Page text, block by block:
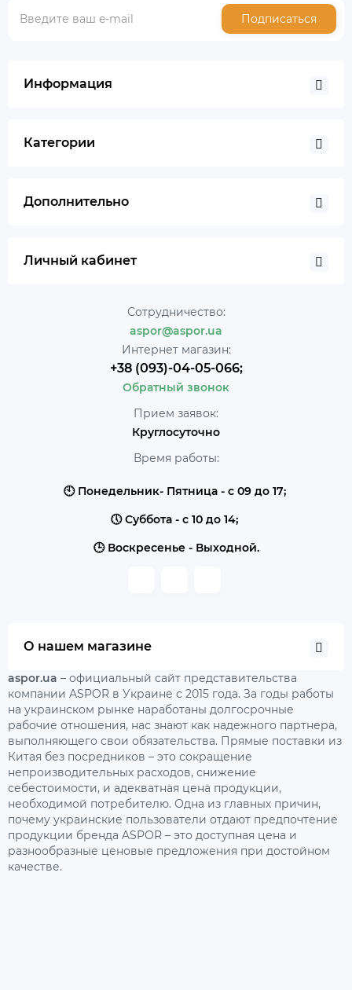
Подписаться
Информация
Категории
Дополнительно
Личный кабинет
Сотрудничество:
aspor@aspor.ua
Интернет магазин:
+38 (093)-04-05-066;
Обратный звонок
Прием заявок:
Круглосуточно
Время работы:
🕙 Понедельник- Пятница - с 09 до 17;
🕔 Суббота - с 10 до 14;
🕒 Воскресенье - Выходной.
О нашем магазине
aspor.ua – официальный сайт представительства
компании ASPOR в Украине с 2015 года. За годы работы
на украинском рынке наработаны долгосрочные
рабочие отношения, нас знают как надежного партнера,
выполняющего свои обязательства. Прямые поставки из
Китая без посредников – это сокращение
непроизводительных расходов, снижение
себестоимости, и адекватная цена продукции,
необходимой потребителю. Одна из главных причин,
почему украинские пользователи отдают предпочтение
продукции бренда ASPOR – это доступная цена и
разнообразные ценовые предложения при достойном
качестве.